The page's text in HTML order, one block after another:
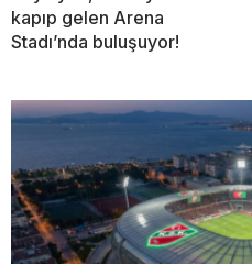
kapıp gelen Arena
Stadı’nda buluşuyor!